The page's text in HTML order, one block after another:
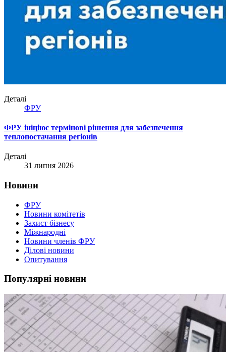
Деталі
ФРУ
ФРУ ініціює термінові рішення для забезпечення
теплопостачання регіонів
Деталі
31 липня 2026
Новини
ФРУ
Новини комітетів
Захист бізнесу
Міжнародні
Новини членів ФРУ
Ділові новини
Опитування
Популярні новини